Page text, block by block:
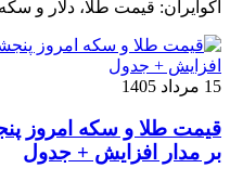
اکوایران: قیمت طلا، دلار و
15 مرداد 1405
بر مدار افزایش + جدول